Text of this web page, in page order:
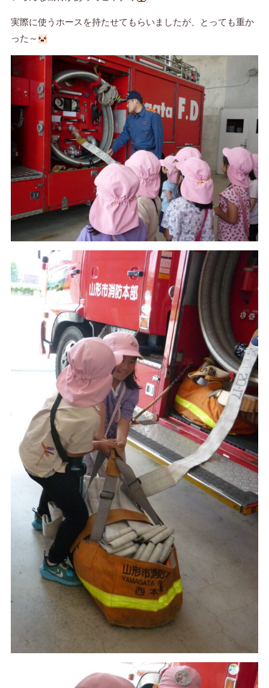
実際に使うホースを持たせてもらいましたが、とっても重か
った～